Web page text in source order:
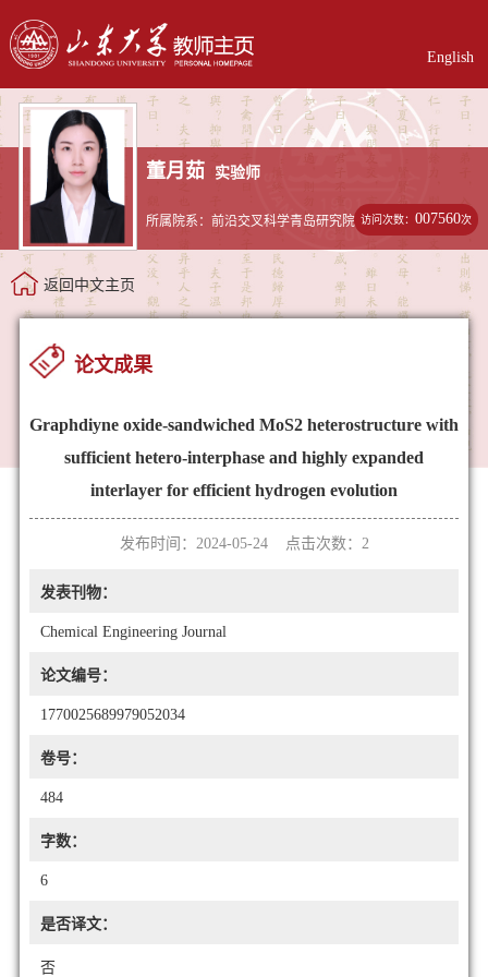
English
董月茹 实验师
所属院系：前沿交叉科学青岛研究院 访问次数：007560次
返回中文主页
论文成果
Graphdiyne oxide-sandwiched MoS2 heterostructure with
sufficient hetero-interphase and highly expanded
interlayer for efficient hydrogen evolution
发布时间：2024-05-24 点击次数： 2
发表刊物：
Chemical Engineering Journal
论文编号：
1770025689979052034
卷号：
484
字数：
6
是否译文：
否